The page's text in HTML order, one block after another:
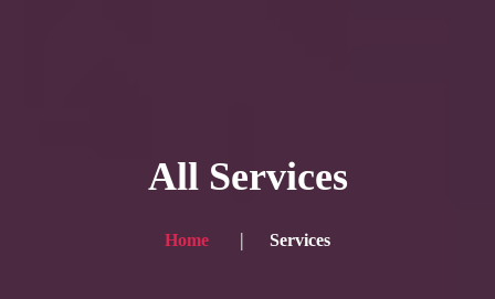
プランと価格
All Services
Home Services